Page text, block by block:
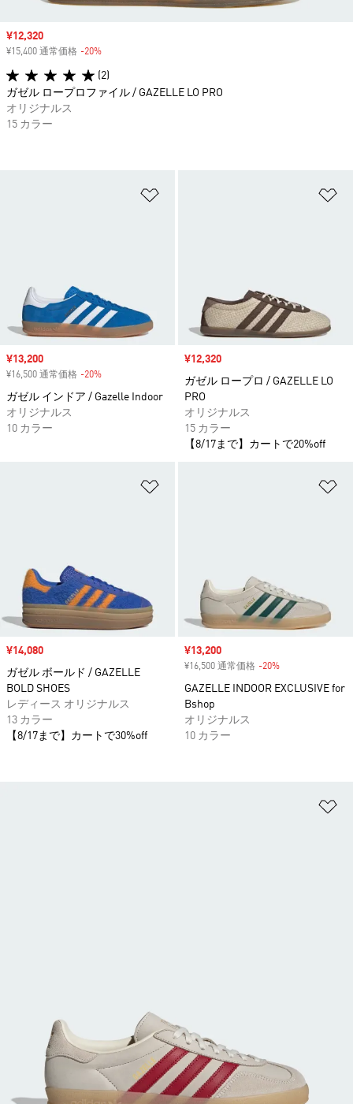
セール価格
¥13,200
¥16,500 通常価格 -20%
ガゼル インドア / Gazelle Indoor
オリジナルス
10 カラー
セール価格
¥12,320
ガゼル ロープロ / GAZELLE LO
PRO
オリジナルス
15 カラー
【8/17まで】カートで20%off
セール価格
¥14,080
ガゼル ボールド / GAZELLE
BOLD SHOES
レディース オリジナルス
13 カラー
【8/17まで】カートで30%off
セール価格
¥13,200
¥16,500 通常価格 -20%
GAZELLE INDOOR EXCLUSIVE for
Bshop
オリジナルス
10 カラー
セール価格
¥12,320
¥15,400 通常価格 -20%
(2)
ガゼル ロープロファイル / GAZELLE LO PRO
オリジナルス
15 カラー